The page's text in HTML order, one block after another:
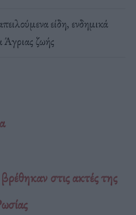
είδη, ενδημικά
ζωής
στις ακτές της